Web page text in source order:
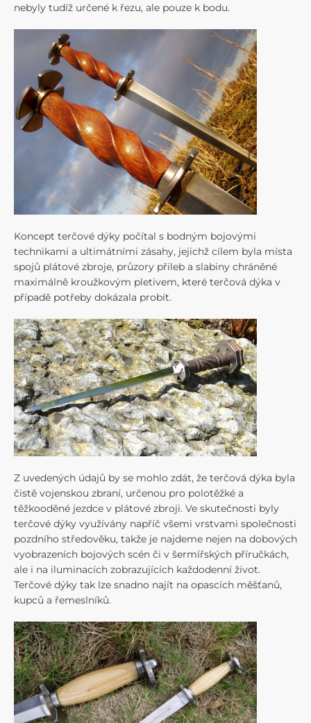
nebyly tudíž určené k řezu, ale pouze k bodu.
Koncept terčové dýky počítal s bodným bojovými
technikami a ultimátními zásahy, jejichž cílem byla místa
spojů plátové zbroje, průzory přileb a slabiny chráněné
maximálně kroužkovým pletivem, které terčová dýka v
případě potřeby dokázala probít.
Z uvedených údajů by se mohlo zdát, že terčová dýka byla
čistě vojenskou zbraní, určenou pro polotěžké a
těžkooděné jezdce v plátové zbroji. Ve skutečnosti byly
terčové dýky využívány napříč všemi vrstvami společnosti
pozdního středověku, takže je najdeme nejen na dobových
vyobrazeních bojových scén či v šermířských příručkách,
ale i na iluminacích zobrazujících každodenní život.
Terčové dýky tak lze snadno najít na opascích měšťanů,
kupců a řemeslníků.